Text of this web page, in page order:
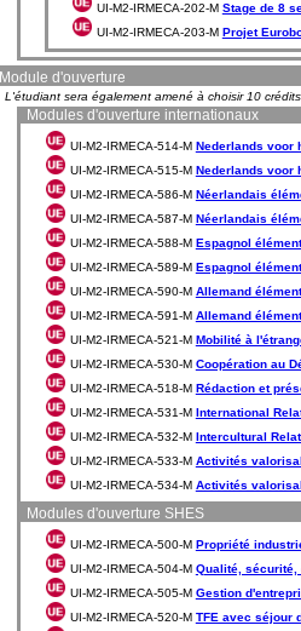
UI-M2-IRMECA-202-M Stage de 8
UI-M2-IRMECA-203-M Projet
Module d'ouverture
L'étudiant sera également amené à choisir 10
Modules d'ouverture internationaux
UI-M2-IRMECA-514-M Nederlands voor
UI-M2-IRMECA-515-M Nederlands voor
UI-M2-IRMECA-586-M Néerlandais
UI-M2-IRMECA-587-M Néerlandais
UI-M2-IRMECA-588-M Espagnol
UI-M2-IRMECA-589-M Espagnol
UI-M2-IRMECA-590-M Allemand
UI-M2-IRMECA-591-M Allemand
UI-M2-IRMECA-521-M Mobilité à
UI-M2-IRMECA-530-M Coopération au
UI-M2-IRMECA-518-M Rédaction et
UI-M2-IRMECA-531-M International
UI-M2-IRMECA-532-M Intercultural
UI-M2-IRMECA-533-M Activités
UI-M2-IRMECA-534-M Activités
Modules d'ouverture SHES
UI-M2-IRMECA-500-M Propriété
UI-M2-IRMECA-504-M Qualité, sécurité,
UI-M2-IRMECA-505-M Gestion
UI-M2-IRMECA-520-M TFE avec séjour